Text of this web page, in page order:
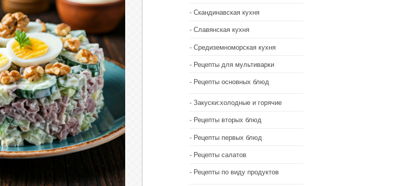
Скандинавская кухня
Славянская кухня
Средиземноморская кухня
Рецепты для мультиварки
Рецепты основных блюд
Закуски:холодные и горячие
Рецепты вторых блюд
Рецепты первых блюд
Рецепты салатов
Рецепты по виду продуктов